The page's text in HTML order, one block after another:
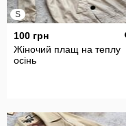
S
100 грн
Жіночий плащ на теплу
осінь